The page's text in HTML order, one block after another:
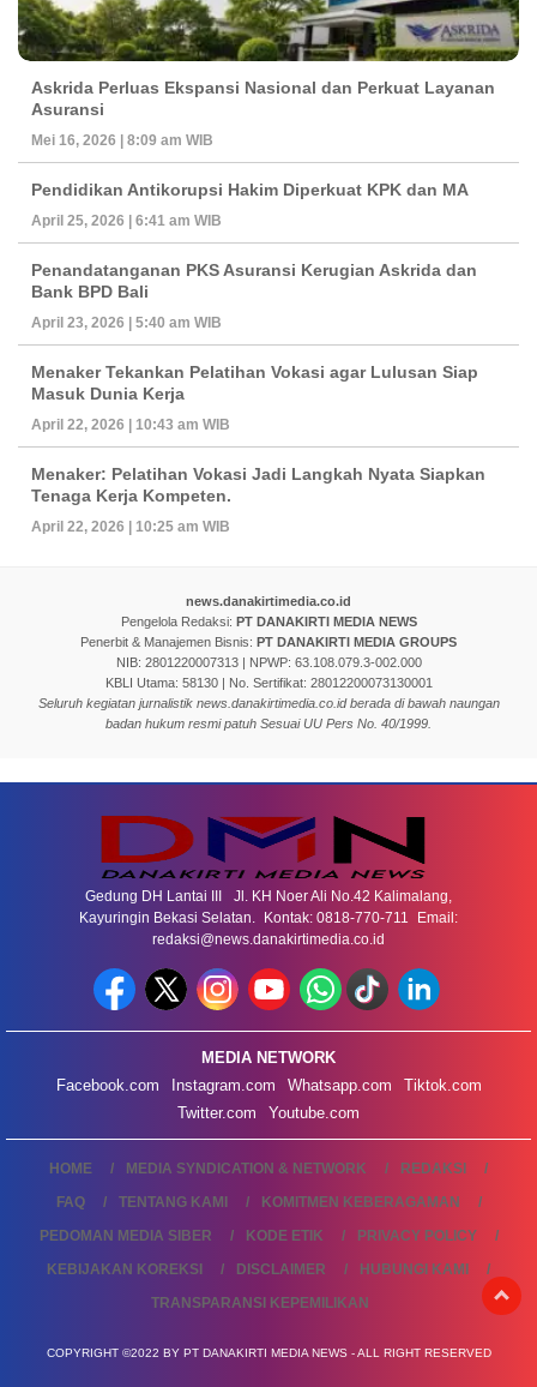
Askrida Perluas Ekspansi Nasional dan Perkuat Layanan
Asuransi
Mei 16, 2026 | 8:09 am WIB
Pendidikan Antikorupsi Hakim Diperkuat KPK dan MA
April 25, 2026 | 6:41 am WIB
Penandatanganan PKS Asuransi Kerugian Askrida dan
Bank BPD Bali
April 23, 2026 | 5:40 am WIB
Menaker Tekankan Pelatihan Vokasi agar Lulusan Siap
Masuk Dunia Kerja
April 22, 2026 | 10:43 am WIB
Menaker: Pelatihan Vokasi Jadi Langkah Nyata Siapkan
Tenaga Kerja Kompeten.
April 22, 2026 | 10:25 am WIB
news.danakirtimedia.co.id
Pengelola Redaksi: PT DANAKIRTI MEDIA NEWS
Penerbit & Manajemen Bisnis: PT DANAKIRTI MEDIA GROUPS
NIB: 2801220007313 | NPWP: 63.108.079.3-002.000
KBLI Utama: 58130 | No. Sertifikat: 28012200073130001
Seluruh kegiatan jurnalistik news.danakirtimedia.co.id berada di bawah naungan
badan hukum resmi patuh Sesuai UU Pers No. 40/1999.
Gedung DH Lantai III Jl. KH Noer Ali No.42 Kalimalang,
Kayuringin Bekasi Selatan. Kontak: 0818-770-711 Email:
redaksi@news.danakirtimedia.co.id
MEDIA NETWORK
Facebook.com
Instagram.com Whatsapp.com
Tiktok.com
Twitter.com
Youtube.com
HOME MEDIA SYNDICATION & NETWORK
REDAKSI
FAQ
TENTANG KAMI
KOMITMEN KEBERAGAMAN
PEDOMAN MEDIA SIBER
KODE ETIK
PRIVACY POLICY
KEBIJAKAN KOREKSI
DISCLAIMER
HUBUNGI KAMI
TRANSPARANSI KEPEMILIKAN
COPYRIGHT ©2022 BY PT DANAKIRTI MEDIA NEWS - ALL RIGHT RESERVED